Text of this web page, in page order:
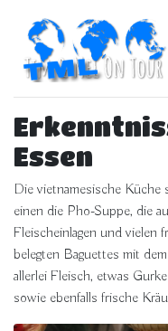
Essen
Die vietnamesische
einen die Pho-Suppe, die
Fleischeinlagen und vielen
belegten Baguettes mit
allerlei Fleisch, etwas
sowie ebenfalls frische